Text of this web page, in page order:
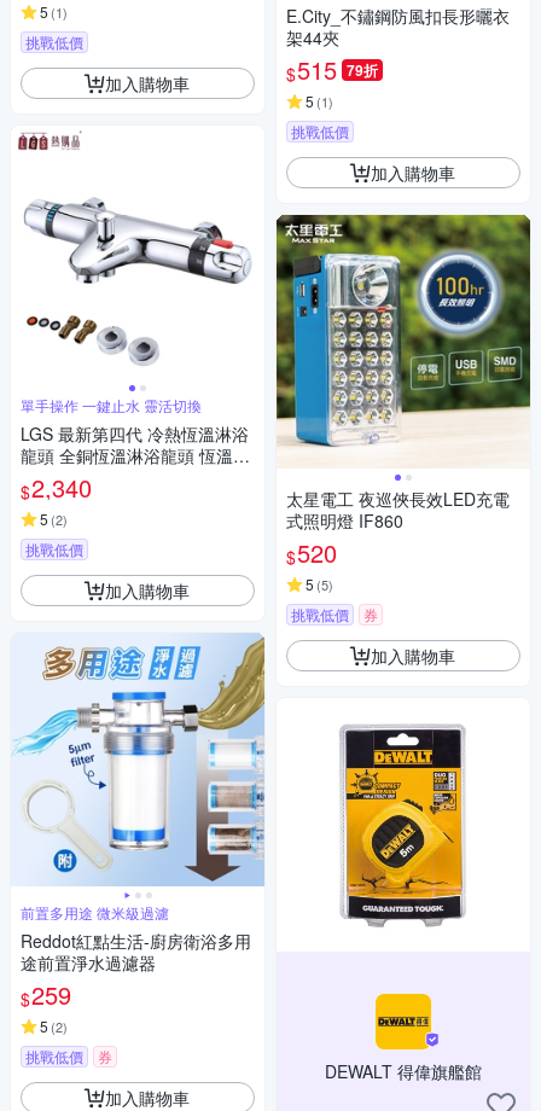
5 (1)
挑戰低價
加入購物車
單手操作 一鍵止水 靈活切換
LGS 最新第四代 冷熱恆溫淋浴
龍頭 全銅恆溫淋浴龍頭 恆溫淋
浴混合龍頭 淋浴恆溫 洗澡恆溫
龍頭
$2,340
5 (2)
挑戰低價
加入購物車
前置多用途 微米級過濾
Reddot紅點生活-廚房衛浴多用
途前置淨水過濾器
$259
5 (2)
挑戰低價 券
加入購物車
E.City_不鏽鋼防風扣長形曬衣
架44夾
$515 79折
5 (1)
挑戰低價
加入購物車
太星電工 夜巡俠長效LED充電
式照明燈 IF860
$520
5 (5)
挑戰低價 券
加入購物車
DEWALT 得偉旗艦館